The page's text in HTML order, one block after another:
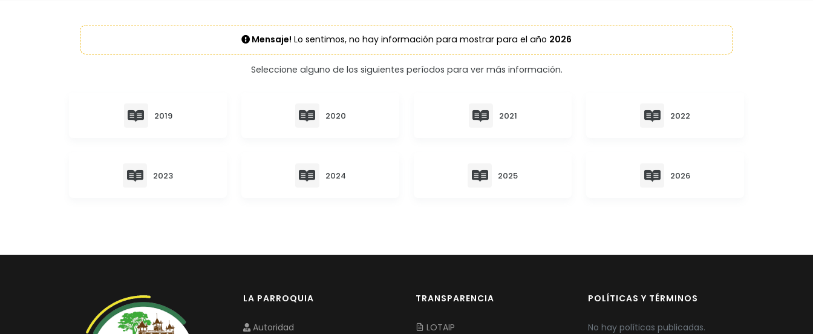
Mensaje! Lo sentimos, no hay información para mostrar para el año 2026
Seleccione alguno de los siguientes períodos para ver más información.
2019 2020 2021 2022
2023 2024 2025 2026
LA PARROQUIA
Autoridad
TRANSPARENCIA
LOTAIP
POLÍTICAS Y TÉRMINOS
No hay políticas publicadas.